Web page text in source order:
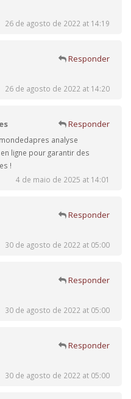
26 de agosto de 2022 at 14:19
Responder
26 de agosto de 2022 at 14:20
Responder
analyse
ligne pour garantir des
!
4 de maio de 2025 at 14:01
Responder
30 de agosto de 2022 at 05:00
Responder
30 de agosto de 2022 at 05:00
Responder
30 de agosto de 2022 at 05:00